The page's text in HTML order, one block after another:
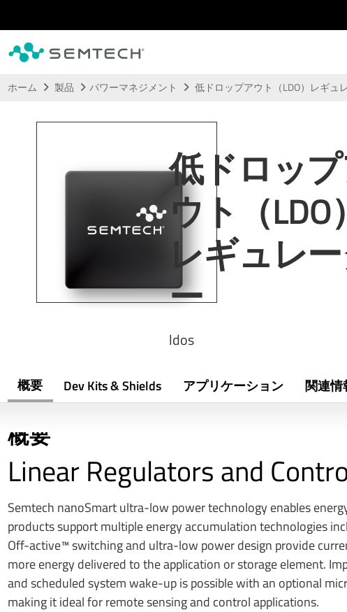
メインコンテンツにスキップ
ホーム 製品 パワーマネジメント 低ドロップアウト（LDO）レギュ
低ドロッ
ウト（LDO）
レギュレ
ー
ldos
概要 Dev Kits & Shields アプリケーション 関連情
概要
Linear Regulators and
Semtech nanoSmart ultra-low power technology enables
products support multiple energy accumulation technologies
Off-active™ switching and ultra-low power design provide
more energy delivered to the application or storage element.
and scheduled system wake-up is possible with an optional
making it ideal for remote sensing and control applications.